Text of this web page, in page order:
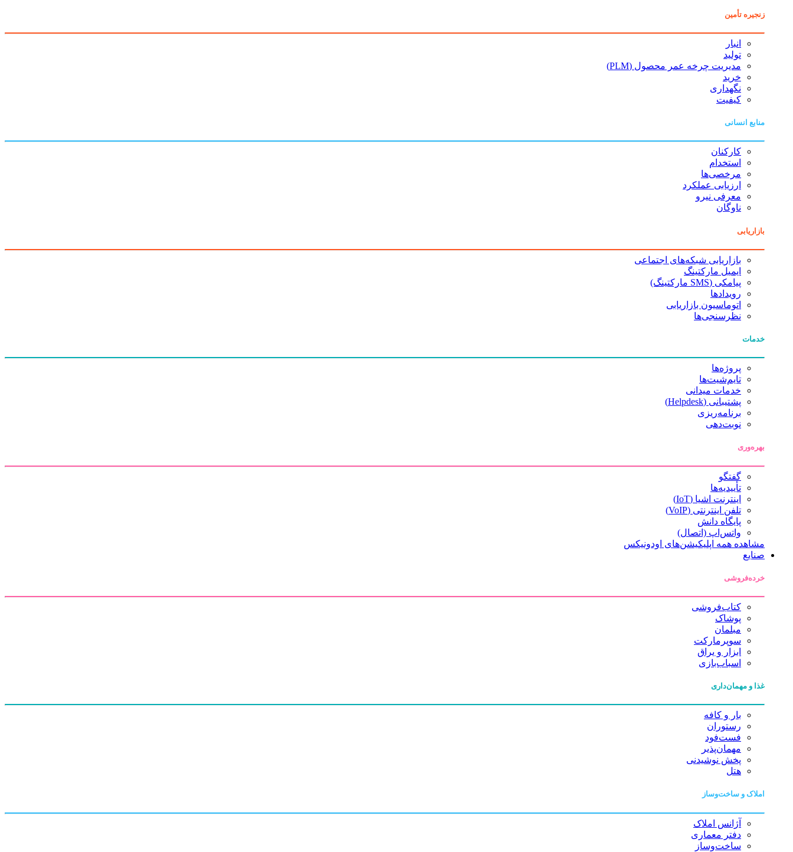
زنجیره تأمین
انبار
تولید
مدیریت چرخه عمر محصول (PLM)
خرید
نگهداری
کیفیت
منابع انسانی
کارکنان
استخدام
مرخصی‌ها
ارزیابی عملکرد
معرفی نیرو
ناوگان
بازاریابی
بازاریابی شبکه‌های اجتماعی
ایمیل مارکتینگ
پیامکی (SMS مارکتینگ)
رویدادها
اتوماسیون بازاریابی
نظرسنجی‌ها
خدمات
پروژه‌ها
تایم‌شیت‌ها
خدمات میدانی
پشتیبانی (Helpdesk)
برنامه‌ریزی
نوبت‌دهی
بهره‌وری
گفتگو
تأییدیه‌ها
اینترنت اشیا (IoT)
تلفن اینترنتی (VoIP)
پایگاه دانش
واتس‌اپ (اتصال)
مشاهده همه اپلیکیشن‌های اودونیکس
صنایع
خرده‌فروشی
کتاب‌فروشی
پوشاک
مبلمان
سوپرمارکت
ابزار و یراق
اسباب‌بازی
غذا و مهمان‌داری
بار و کافه
رستوران
فست‌فود
مهمان‌پذیر
پخش نوشیدنی
هتل
املاک و ساخت‌وساز
آژانس املاک
دفتر معماری
ساخت‌وساز